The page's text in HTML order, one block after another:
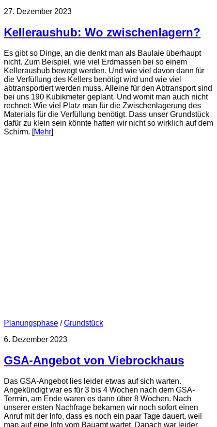
27. Dezember 2023
Kelleraushub: Wo zwischenlagern?
Es gibt so Dinge, an die denkt man als Baulaie überhaupt
nicht. Zum Beispiel, wie viel Erdmassen bei so einem
Kelleraushub bewegt werden. Und wie viel davon dann für
die Verfüllung des Kellers benötigt wird und wie viel
abtransportiert werden muss. Alleine für den Abtransport sind
bei uns 190 Kubikmeter geplant. Und womit man auch nicht
rechnet: Wie viel Platz man für die Zwischenlagerung des
Materials für die Verfüllung benötigt. Dass unser Grundstück
dafür zu klein sein könnte hatten wir nicht so wirklich auf dem
Schirm. [Mehr]
Planungsphase /Grundstück
6. Dezember 2023
GSA-Angebot von Viebrockhaus
Das GSA-Angebot lies leider etwas auf sich warten.
Angekündigt war es für 3 bis 4 Wochen nach dem GSA-
Termin, am Ende waren es dann über 8 Wochen. Nach
unserer ersten Nachfrage bekamen wir noch sofort einen
Anruf mit der Info, dass es noch ein paar Tage dauert, weil
man auf eine Info vom Bauamt wartet. Danach war leider